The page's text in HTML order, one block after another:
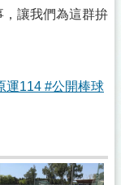
讓我們為這群拚
運114 #公開棒球